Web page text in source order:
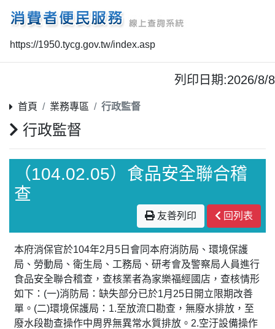
https://1950.tycg.gov.tw/index.asp
列印日期:2026/8/8
首頁 業務專區 行政監督
行政監督
（104.02.05）食品安全聯合稽
查
友善列印 回列表
本府消保官於104年2月5日會同本府消防局、環境保護
局、勞動局、衛生局、工務局、研考會及警察局人員進行
食品安全聯合稽查，查核業者為家樂福經國店，查核情形
如下：(一)消防局：缺失部分已於1月25日開立限期改善
單。(二)環境保護局：1.至放流口勘查，無廢水排放，至
廢水段勘查操作中周界無異常水質排放。2.空汙設備操作